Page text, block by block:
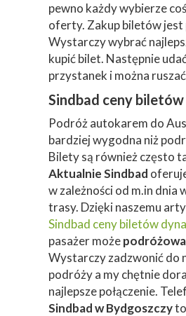
pewno każdy wybierze
oferty. Zakup biletów jest
Wystarczy wybrać
kupić bilet. Następnie
przystanek i można
Sindbad ceny
Podróż autokarem do
bardziej wygodna niż
Bilety są również często
Aktualnie Sindbad
w zależności od m.in dnia
trasy. Dzięki naszemu
Sindbad ceny biletów
pasażer może
Wystarczy zadzwonić do
podróży a my chętnie
najlepsze połączenie.
Sindbad w Bydgoszczy